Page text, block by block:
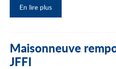
En lire plus
Maisonneuve
JFFI